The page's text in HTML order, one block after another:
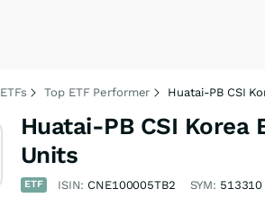
ETFs Top ETF Performer Huatai-PB CSI
Huatai-PB CSI Korea
Units
ETF ISIN: CNE100005TB2 SYM: 513310